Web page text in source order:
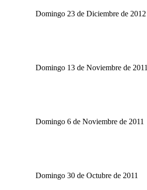
Domingo 23 de Diciembre de 2012
Domingo 13 de Noviembre de 2011
Domingo 6 de Noviembre de 2011
Domingo 30 de Octubre de 2011